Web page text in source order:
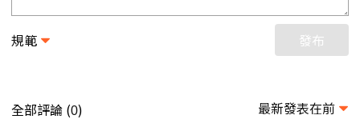
規範 發布
全部評論 (0) 最新發表在前